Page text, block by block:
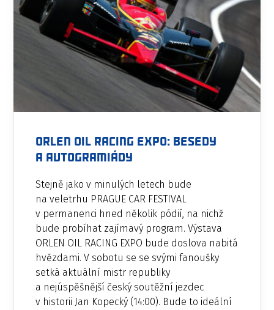
ORLEN OIL RACING EXPO: besedy
a autogramiády
Stejně jako v minulých letech bude
na veletrhu PRAGUE CAR FESTIVAL
v permanenci hned několik pódií, na nichž
bude probíhat zajímavý program. Výstava
ORLEN OIL RACING EXPO bude doslova nabitá
hvězdami. V sobotu se se svými fanoušky
setká aktuální mistr republiky
a nejúspěšnější český soutěžní jezdec
v historii Jan Kopecký (14:00). Bude to ideální